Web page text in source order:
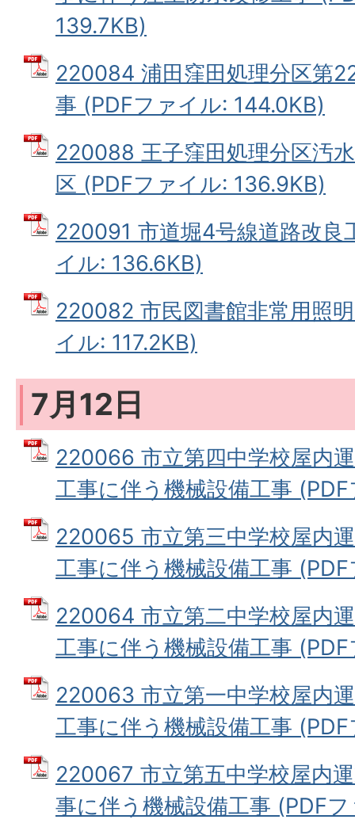
139.7KB)
220084 浦田窪田処理分区第
事 (PDFファイル: 144.0KB)
220088 王子窪田処理分区汚
区 (PDFファイル: 136.9KB)
220091 市道堀4号線道路改良
イル: 136.6KB)
220082 市民図書館非常用照
イル: 117.2KB)
7月12日
220066 市立第四中学校屋内
工事に伴う機械設備工事
220065 市立第三中学校屋内
工事に伴う機械設備工事
220064 市立第二中学校屋内
工事に伴う機械設備工事
220063 市立第一中学校屋内
工事に伴う機械設備工事
220067 市立第五中学校屋内
事に伴う機械設備工事 (PDF